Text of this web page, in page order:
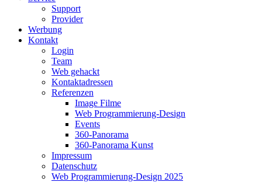
Support
Provider
Werbung
Kontakt
Login
Team
Web gehackt
Kontaktadressen
Referenzen
Image Filme
Web Programmierung-Design
Events
360-Panorama
360-Panorama Kunst
Impressum
Datenschutz
Web Programmierung-Design 2025